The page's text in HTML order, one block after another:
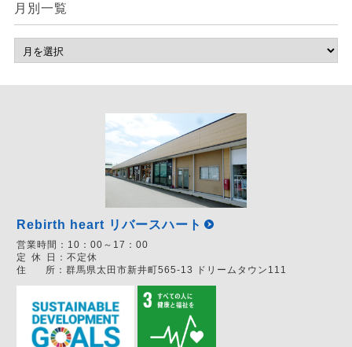
月別一覧
Rebirth heart リバースハート
営業時間： 10：00～17：00
定 休 日： 不定休
住
所： 群馬県太田市新井町565-13 ドリームタウン111